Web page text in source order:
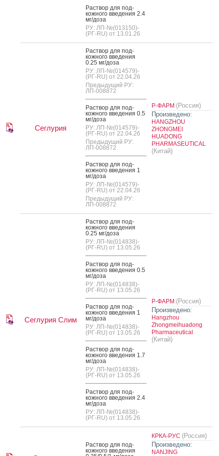
Рас­твор для под­
кожно­го вве­дения 2.4
мг/до­за
РУ: ЛП-№(013150)-
(РГ-RU) от 13.01.26
Сеглурия
Рас­твор для под­
кожно­го вве­дения
0.25 мг/до­за
РУ: ЛП-№(014579)-
(РГ-RU) от 22.04.26
Предыдущий РУ:
ЛП-008872
Рас­твор для под­
кожно­го вве­дения 0.5
мг/до­за
РУ: ЛП-№(014579)-
(РГ-RU) от 22.04.26
Предыдущий РУ:
ЛП-008872
Рас­твор для под­
кожно­го вве­дения 1
мг/до­за
РУ: ЛП-№(014579)-
(РГ-RU) от 22.04.26
Предыдущий РУ:
ЛП-008872
Р-ФАРМ (Россия)
Произведено:
HANGZHOU
ZHONGMEI
HUADONG
PHARMASEUTICAL
(Китай)
Сеглурия Слим
Рас­твор для под­
кожно­го вве­дения
0.25 мг/до­за
РУ: ЛП-№(014838)-
(РГ-RU) от 13.05.26
Рас­твор для под­
кожно­го вве­дения 0.5
мг/до­за
РУ: ЛП-№(014838)-
(РГ-RU) от 13.05.26
Рас­твор для под­
кожно­го вве­дения 1
мг/до­за
РУ: ЛП-№(014838)-
(РГ-RU) от 13.05.26
Рас­твор для под­
кожно­го вве­дения 1.7
мг/до­за
РУ: ЛП-№(014838)-
(РГ-RU) от 13.05.26
Рас­твор для под­
кожно­го вве­дения 2.4
мг/до­за
РУ: ЛП-№(014838)-
(РГ-RU) от 13.05.26
Р-ФАРМ (Россия)
Произведено:
Hangzhou
Zhongmeihuadong
Pharmaceutical
(Китай)
Рас­твор для под­
кожно­го вве­дения
КРКА-РУС (Россия)
Произведено:
NANJING